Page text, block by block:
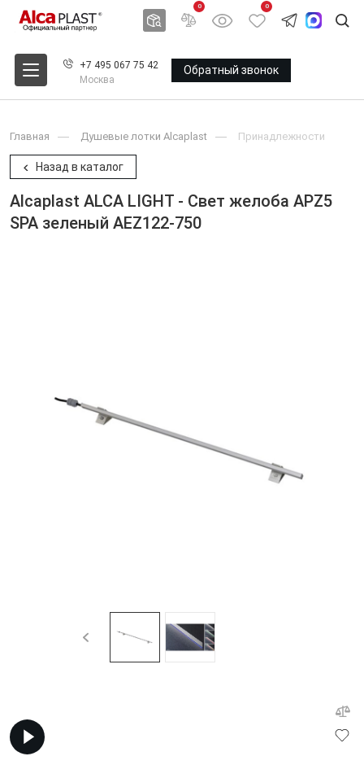
0 0
+7 495 067 75 42
Москва
Обратный звонок
Главная Душевые лотки Alcaplast Принадлежности
Назад в каталог
Alcaplast ALCA LIGHT - Свет желоба APZ5
SPA зеленый AEZ122-750